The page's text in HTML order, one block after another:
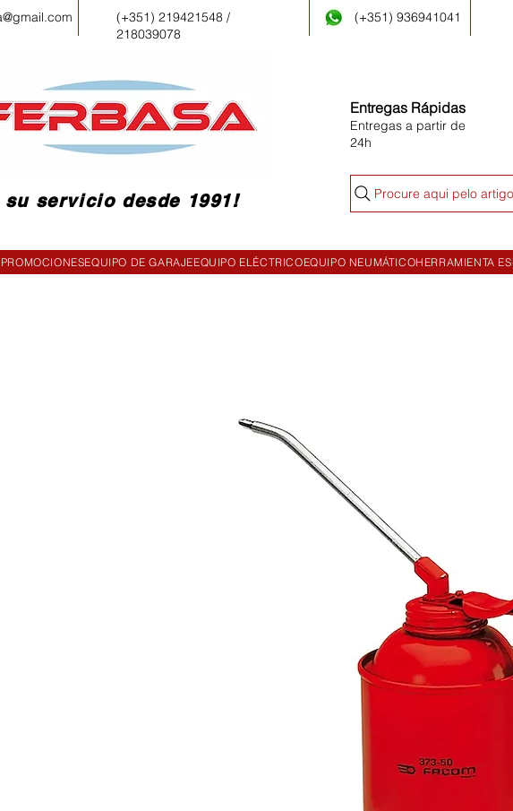
(+351) 219421548 /
218039078
(+351) 936941041
su servicio desde 1991!
Entregas Rápidas
Entregas a partir de
24h
Procure aqui pelo
PROMOCIONESEQUIPO DE GARAJEEQUIPO ELÉCTRICOEQUIPO NEUMÁTICOHERRAMIENTA